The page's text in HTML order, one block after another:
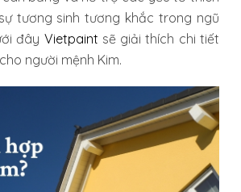
tương sinh tương khắc trong ngũ
đây Vietpaint sẽ giải thích chi tiết
người mệnh Kim.